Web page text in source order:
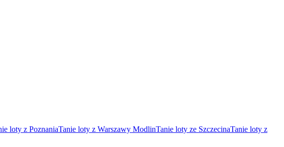
loty z PoznaniaTanie loty z Warszawy ModlinTanie loty ze SzczecinaTanie loty z